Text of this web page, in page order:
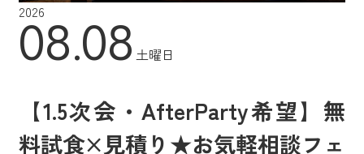
2026
08.08 土曜日
【1.5次会・AfterParty希望】無
料試食×見積り★お気軽相談フェ